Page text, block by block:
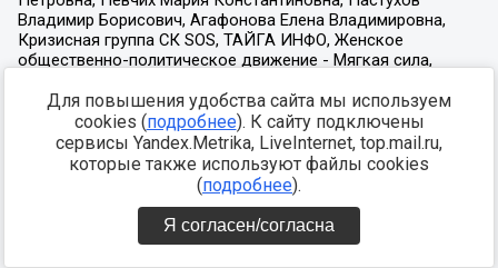
Для повышения удобства сайта мы используем
cookies (подробнее). К сайту подключены
сервисы Yandex.Metrika, LiveInternet, top.mail.ru,
которые также используют файлы cookies
(подробнее).
Я согласен/согласна